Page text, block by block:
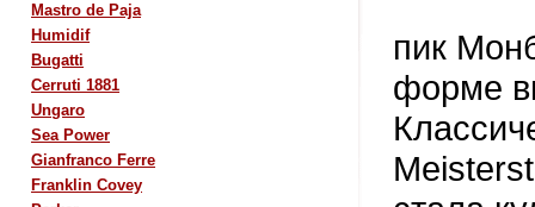
Mastro de Paja
Humidif
Bugatti
Cerruti 1881
Ungaro
Sea Power
Gianfranco Ferre
Franklin Covey
пик
форме